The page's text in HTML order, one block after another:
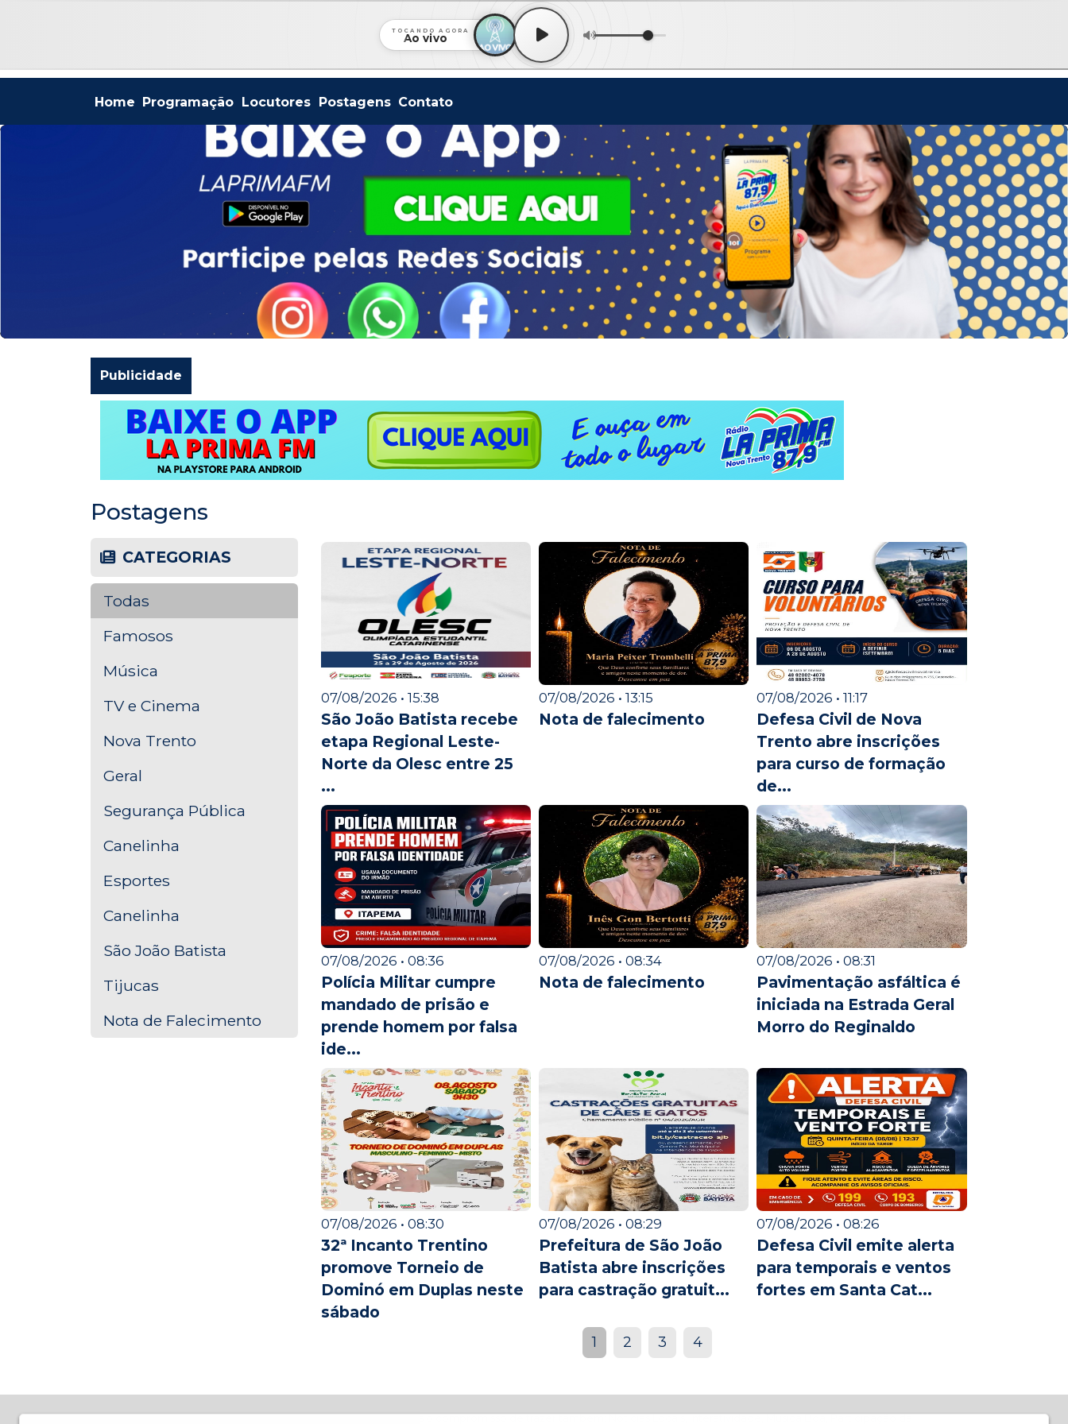
TOCANDO AGORA
Ao vivo
Home Programação Locutores Postagens Contato
Publicidade
Postagens
CATEGORIAS
Todas
Famosos
Música
TV e Cinema
Nova Trento
Geral
Segurança Pública
Canelinha
Esportes
Canelinha
São João Batista
Tijucas
Nota de Falecimento
07/08/2026 • 15:38
São João Batista recebe
etapa Regional Leste-
Norte da Olesc entre 25
...
07/08/2026 • 13:15
Nota de falecimento
07/08/2026 • 11:17
Defesa Civil de Nova
Trento abre inscrições
para curso de formação
de...
07/08/2026 • 08:36
Polícia Militar cumpre
mandado de prisão e
prende homem por falsa
ide...
07/08/2026 • 08:34
Nota de falecimento
07/08/2026 • 08:31
Pavimentação asfáltica é
iniciada na Estrada Geral
Morro do Reginaldo
07/08/2026 • 08:30
32ª Incanto Trentino
promove Torneio de
Dominó em Duplas neste
sábado
07/08/2026 • 08:29
Prefeitura de São João
Batista abre inscrições
para castração gratuit...
07/08/2026 • 08:26
Defesa Civil emite alerta
para temporais e ventos
fortes em Santa Cat...
1 2 3 4
A Rádio La Prima FM chegou trazendo muito mais alegria! Temos o compromisso de trazer também: Notícias Locais, Interatividade, Música Boa, Participação da